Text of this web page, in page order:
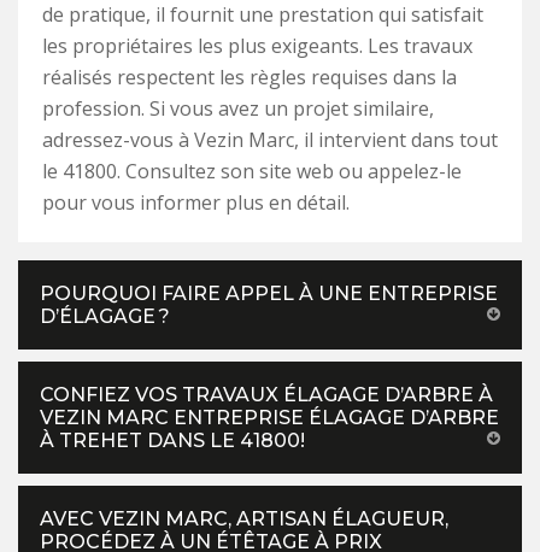
de pratique, il fournit une prestation qui satisfait
les propriétaires les plus exigeants. Les travaux
réalisés respectent les règles requises dans la
profession. Si vous avez un projet similaire,
adressez-vous à Vezin Marc, il intervient dans tout
le 41800. Consultez son site web ou appelez-le
pour vous informer plus en détail.
POURQUOI FAIRE APPEL À UNE ENTREPRISE
D’ÉLAGAGE ?
CONFIEZ VOS TRAVAUX ÉLAGAGE D’ARBRE À
VEZIN MARC ENTREPRISE ÉLAGAGE D’ARBRE
À TREHET DANS LE 41800!
AVEC VEZIN MARC, ARTISAN ÉLAGUEUR,
PROCÉDEZ À UN ÉTÊTAGE À PRIX